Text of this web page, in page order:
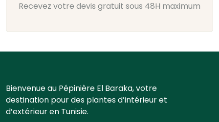
Recevez votre devis gratuit sous 48H maximum
Bienvenue au Pépinière El Baraka, votre
destination pour des plantes d’intérieur et
d’extérieur en Tunisie.